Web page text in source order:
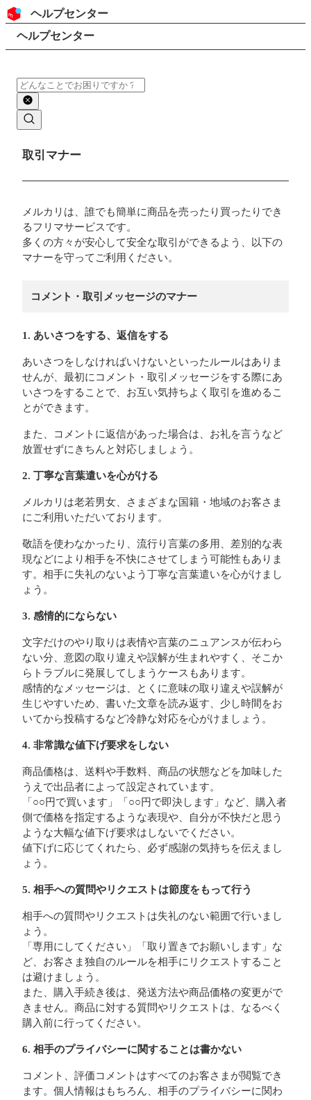
コンテンツにスキップ
ヘッダー
ヘルプセンター
検索
パンくずリスト
ヘルプセンター
検索
メインコンテンツ
取引マナー
メルカリは、誰でも簡単に商品を売ったり買ったりでき
るフリマサービスです。
多くの方々が安心して安全な取引ができるよう、以下の
マナーを守ってご利用ください。
コメント・取引メッセージのマナー
1. あいさつをする、返信をする
あいさつをしなければいけないといったルールはありま
せんが、最初にコメント・取引メッセージをする際にあ
いさつをすることで、お互い気持ちよく取引を進めるこ
とができます。
また、コメントに返信があった場合は、お礼を言うなど
放置せずにきちんと対応しましょう。
2. 丁寧な言葉遣いを心がける
メルカリは老若男女、さまざまな国籍・地域のお客さま
にご利用いただいております。
敬語を使わなかったり、流行り言葉の多用、差別的な表
現などにより相手を不快にさせてしまう可能性もありま
す。相手に失礼のないよう丁寧な言葉遣いを心がけまし
ょう。
3. 感情的にならない
文字だけのやり取りは表情や言葉のニュアンスが伝わら
ない分、意図の取り違えや誤解が生まれやすく、そこか
らトラブルに発展してしまうケースもあります。
感情的なメッセージは、とくに意味の取り違えや誤解が
生じやすいため、書いた文章を読み返す、少し時間をお
いてから投稿するなど冷静な対応を心がけましょう。
4. 非常識な値下げ要求をしない
商品価格は、送料や手数料、商品の状態などを加味した
うえで出品者によって設定されています。
「○○円で買います」「○○円で即決します」など、購入者
側で価格を指定するような表現や、自分が不快だと思う
ような大幅な値下げ要求はしないでください。
値下げに応じてくれたら、必ず感謝の気持ちを伝えまし
ょう。
5. 相手への質問やリクエストは節度をもって行う
相手への質問やリクエストは失礼のない範囲で行いまし
ょう。
「専用にしてください」「取り置きでお願いします」な
ど、お客さま独自のルールを相手にリクエストすること
は避けましょう。
また、購入手続き後は、発送方法や商品価格の変更がで
きません。商品に対する質問やリクエストは、なるべく
購入前に行ってください。
6. 相手のプライバシーに関することは書かない
コメント、評価コメントはすべてのお客さまが閲覧でき
ます。個人情報はもちろん、相手のプライバシーに関わ